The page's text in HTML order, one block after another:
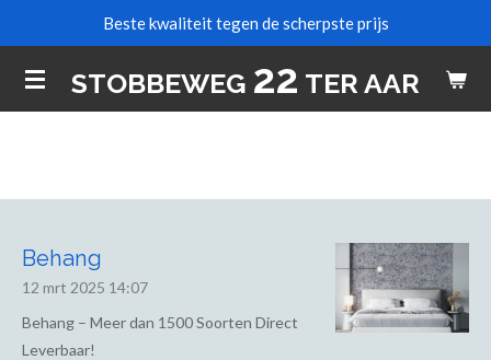
naar
de
STOBBEWEG 22 TER AAR
Beste kwaliteit tegen de scherpste prijs
Behang
12 mrt 2025 14:07
Behang – Meer dan 1500 Soorten Direct
Leverbaar!